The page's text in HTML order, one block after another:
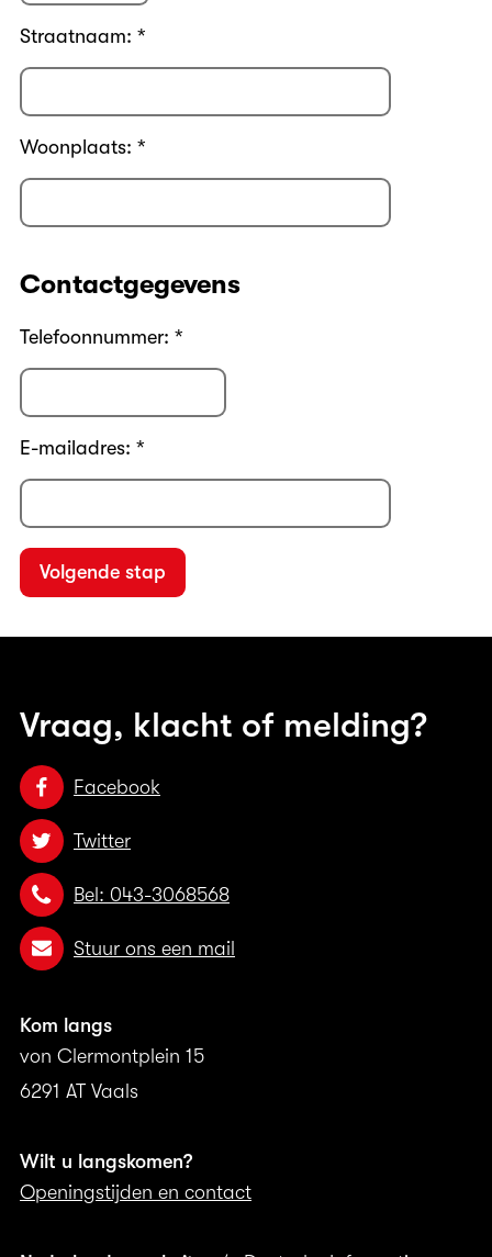
Straatnaam: *
Woonplaats: *
Contactgegevens
Telefoonnummer: *
E-mailadres: *
Vraag, klacht of melding?
Facebook
Twitter
Bel: 043-3068568
Stuur ons een mail
Kom langs
von Clermontplein 15
6291 AT Vaals
Wilt u langskomen?
Openingstijden en contact